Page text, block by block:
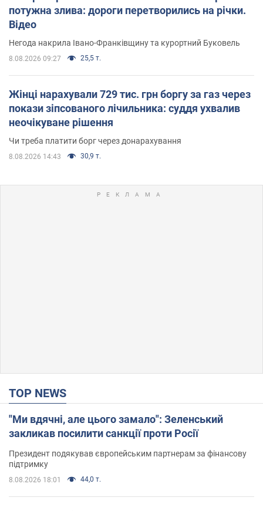
потужна злива: дороги перетворились на річки.
Відео
Негода накрила Івано-Франківщину та курортний Буковель
8.08.2026 09:27 25,5 т.
Жінці нарахували 729 тис. грн боргу за газ через
покази зіпсованого лічильника: суддя ухвалив
неочікуване рішення
Чи треба платити борг через донарахування
8.08.2026 14:43 30,9 т.
TOP NEWS
"Ми вдячні, але цього замало": Зеленський
закликав посилити санкції проти Росії
Президент подякував європейським партнерам за фінансову
підтримку
8.08.2026 18:01 44,0 т.